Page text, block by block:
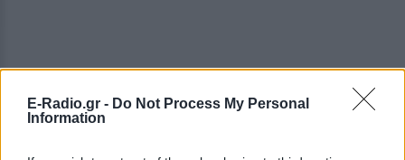
E-Radio.gr - Do Not Process My Personal
Information